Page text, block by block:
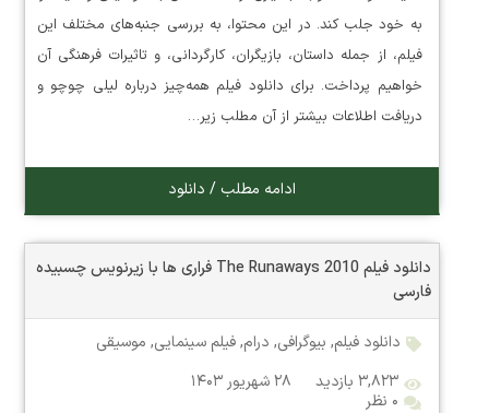
به خود جلب کند. در این محتوا، به بررسی جنبه‌های مختلف این
فیلم، از جمله داستان، بازیگران، کارگردانی، و تاثیرات فرهنگی آن
خواهیم پرداخت. برای دانلود فیلم همه‌چیز درباره لیلی چوچو و
دریافت اطلاعات بیشتر از آن مطلب زیر…
ادامه مطلب / دانلود
دانلود فیلم The Runaways 2010 فراری ها با زیرنویس چسبیده
فارسی
دانلود فیلم, بیوگرافی, درام,فیلم سینمایی, موسیقی
۳,۸۲۳ بازدید
۲۸ شهریور ۱۴۰۳
۰ نظر